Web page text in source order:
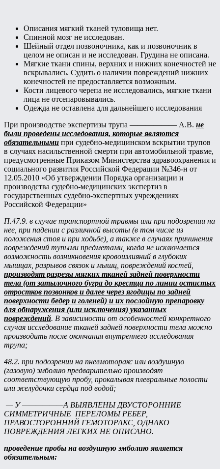
Описания мягкий тканей туловища нет.
Спинной мозг не исследован.
Шейный отдел позвоночника, как и позвоночник в
целом не описан и не исследован. Грудина не описана.
Мягкие ткани спины, верхних и нижних конечностей не
вскрывались. Судить о наличии повреждений нижних
конечностей не предоставляется возможным.
Кости лицевого черепа не исследовались, мягкие ткани
лица не отсепаровывались.
Одежда не оставлена для дальнейшего исследования
При производстве экспертизы трупа —————— А.В. не
были проведены исследования, которые являются
обязательными при судебно-медицинском вскрытии трупов
в случаях насильственной смерти при автомобильной травме,
предусмотренные Приказом Министерства здравоохранения и
социального развития Российской Федерации №346-н от
12.05.2010 «Об утверждении Порядка организации и
производства судебно-медицинских экспертиз в
государственных судебно-экспертных учреждениях
Российской Федерации»
П.47.9. в случае транспортной травмы или при подозрении на
нее, при падении с различной высоты (в том числе из
положения стоя и при ходьбе), а также в случаях причинения
повреждений тупыми предметами, когда не исключается
возможность возникновения кровоизлияний в глубоких
мышцах, разрывов связок и мышц, повреждений костей,
производят разрезы мягких тканей задней поверхности
тела (от затылочного бугра до крестца по линии остистых
отростков позвонков и далее через ягодицы по задней
поверхности бедер и голеней) и их послойную препаровку
для обнаружения (или исключения) указанных
повреждений. В зависимости от особенностей конкретного
случая исследование тканей задней поверхности тела можно
производить после окончания внутреннего исследования
трупа;
48.2. при подозрении на пневмоторакс или воздушную
(газовую) эмболию предварительно производят
соответствующую пробу, прокалывая плевральные полости
или желудочки сердца под водой;
— У ——————А ВЫЯВЛЕНЫ ДВУСТОРОННИЕ
СИММЕТРИЧНЫЕ ПЕРЕЛОМЫ РЕБЕР,
ПРАВОСТОРОННИЙ ГЕМОТОРАКС, ОДНАКО
ПОВРЕЖДЕНИЯ ЛЕГКИХ НЕ ОПИСАНО.
проведение пробы на воздушную эмболию является
обязательным: